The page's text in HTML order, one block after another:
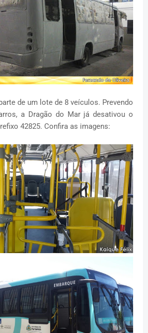
de um lote de 8 veículos. Prevendo
a Dragão do Mar já desativou o
42825. Confira as imagens: